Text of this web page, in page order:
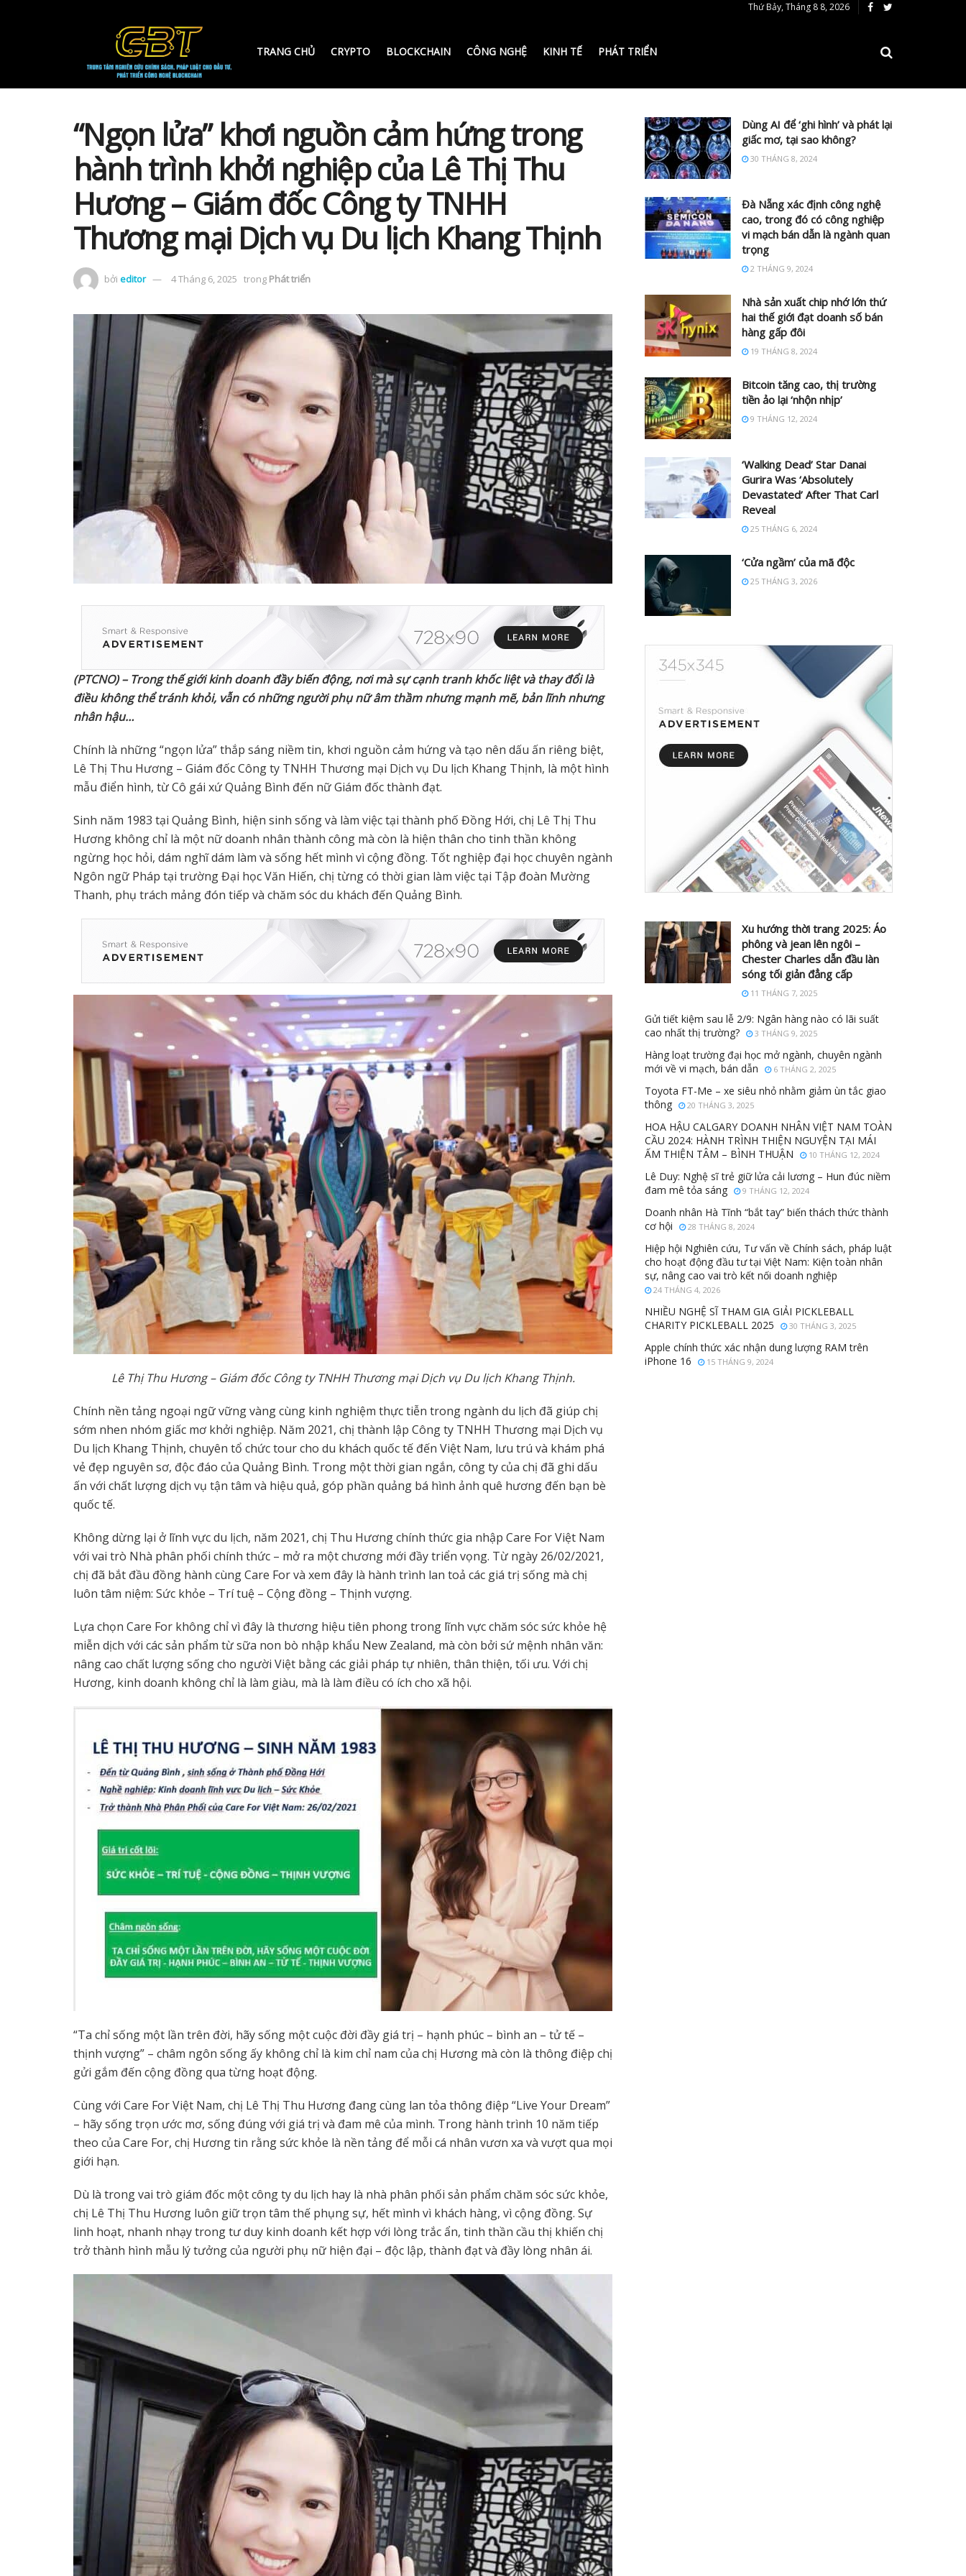
Thứ Bảy, Tháng 8 8, 2026
TRANG CHỦ CRYPTO BLOCKCHAIN CÔNG NGHỆ KINH TẾ PHÁT TRIỂN
“Ngọn lửa” khơi nguồn cảm hứng trong
hành trình khởi nghiệp của Lê Thị Thu
Hương – Giám đốc Công ty TNHH
Thương mại Dịch vụ Du lịch Khang Thịnh
bởi editor 4 Tháng 6, 2025 trong Phát triển
(PTCNO) – Trong thế giới kinh doanh đầy biến động, nơi mà sự cạnh tranh khốc liệt và thay đổi là
điều không thể tránh khỏi, vẫn có những người phụ nữ âm thầm nhưng mạnh mẽ, bản lĩnh nhưng
nhân hậu…
Chính là những “ngọn lửa” thắp sáng niềm tin, khơi nguồn cảm hứng và tạo nên dấu ấn riêng biệt,
Lê Thị Thu Hương – Giám đốc Công ty TNHH Thương mại Dịch vụ Du lịch Khang Thịnh, là một hình
mẫu điển hình, từ Cô gái xứ Quảng Bình đến nữ Giám đốc thành đạt.
Sinh năm 1983 tại Quảng Bình, hiện sinh sống và làm việc tại thành phố Đồng Hới, chị Lê Thị Thu
Hương không chỉ là một nữ doanh nhân thành công mà còn là hiện thân cho tinh thần không
ngừng học hỏi, dám nghĩ dám làm và sống hết mình vì cộng đồng. Tốt nghiệp đại học chuyên ngành
Ngôn ngữ Pháp tại trường Đại học Văn Hiến, chị từng có thời gian làm việc tại Tập đoàn Mường
Thanh, phụ trách mảng đón tiếp và chăm sóc du khách đến Quảng Bình.
Lê Thị Thu Hương – Giám đốc Công ty TNHH Thương mại Dịch vụ Du lịch Khang Thịnh.
Chính nền tảng ngoại ngữ vững vàng cùng kinh nghiệm thực tiễn trong ngành du lịch đã giúp chị
sớm nhen nhóm giấc mơ khởi nghiệp. Năm 2021, chị thành lập Công ty TNHH Thương mại Dịch vụ
Du lịch Khang Thịnh, chuyên tổ chức tour cho du khách quốc tế đến Việt Nam, lưu trú và khám phá
vẻ đẹp nguyên sơ, độc đáo của Quảng Bình. Trong một thời gian ngắn, công ty của chị đã ghi dấu
ấn với chất lượng dịch vụ tận tâm và hiệu quả, góp phần quảng bá hình ảnh quê hương đến bạn bè
quốc tế.
Không dừng lại ở lĩnh vực du lịch, năm 2021, chị Thu Hương chính thức gia nhập Care For Việt Nam
với vai trò Nhà phân phối chính thức – mở ra một chương mới đầy triển vọng. Từ ngày 26/02/2021,
chị đã bắt đầu đồng hành cùng Care For và xem đây là hành trình lan toả các giá trị sống mà chị
luôn tâm niệm: Sức khỏe – Trí tuệ – Cộng đồng – Thịnh vượng.
Lựa chọn Care For không chỉ vì đây là thương hiệu tiên phong trong lĩnh vực chăm sóc sức khỏe hệ
miễn dịch với các sản phẩm từ sữa non bò nhập khẩu New Zealand, mà còn bởi sứ mệnh nhân văn:
nâng cao chất lượng sống cho người Việt bằng các giải pháp tự nhiên, thân thiện, tối ưu. Với chị
Hương, kinh doanh không chỉ là làm giàu, mà là làm điều có ích cho xã hội.
“Ta chỉ sống một lần trên đời, hãy sống một cuộc đời đầy giá trị – hạnh phúc – bình an – tử tế –
thịnh vượng” – châm ngôn sống ấy không chỉ là kim chỉ nam của chị Hương mà còn là thông điệp chị
gửi gắm đến cộng đồng qua từng hoạt động.
Cùng với Care For Việt Nam, chị Lê Thị Thu Hương đang cùng lan tỏa thông điệp “Live Your Dream”
– hãy sống trọn ước mơ, sống đúng với giá trị và đam mê của mình. Trong hành trình 10 năm tiếp
theo của Care For, chị Hương tin rằng sức khỏe là nền tảng để mỗi cá nhân vươn xa và vượt qua mọi
giới hạn.
Dù là trong vai trò giám đốc một công ty du lịch hay là nhà phân phối sản phẩm chăm sóc sức khỏe,
chị Lê Thị Thu Hương luôn giữ trọn tâm thế phụng sự, hết mình vì khách hàng, vì cộng đồng. Sự
linh hoạt, nhanh nhạy trong tư duy kinh doanh kết hợp với lòng trắc ẩn, tinh thần cầu thị khiến chị
trở thành hình mẫu lý tưởng của người phụ nữ hiện đại – độc lập, thành đạt và đầy lòng nhân ái.
Dùng AI để ‘ghi hình’ và phát lại
giấc mơ, tại sao không?
30 THÁNG 8, 2024
Đà Nẵng xác định công nghệ
cao, trong đó có công nghiệp
vi mạch bán dẫn là ngành quan
trọng
2 THÁNG 9, 2024
Nhà sản xuất chip nhớ lớn thứ
hai thế giới đạt doanh số bán
hàng gấp đôi
19 THÁNG 8, 2024
Bitcoin tăng cao, thị trường
tiền ảo lại ‘nhộn nhịp’
9 THÁNG 12, 2024
‘Walking Dead’ Star Danai
Gurira Was ‘Absolutely
Devastated’ After That Carl
Reveal
25 THÁNG 6, 2024
‘Cửa ngầm’ của mã độc
25 THÁNG 3, 2026
Xu hướng thời trang 2025: Áo
phông và jean lên ngôi –
Chester Charles dẫn đầu làn
sóng tối giản đẳng cấp
11 THÁNG 7, 2025
Gửi tiết kiệm sau lễ 2/9: Ngân hàng nào có lãi suất
cao nhất thị trường?
3 THÁNG 9, 2025
Hàng loạt trường đại học mở ngành, chuyên ngành
mới về vi mạch, bán dẫn
6 THÁNG 2, 2025
Toyota FT-Me – xe siêu nhỏ nhằm giảm ùn tắc giao
thông
20 THÁNG 3, 2025
HOA HẬU CALGARY DOANH NHÂN VIỆT NAM TOÀN
CẦU 2024: HÀNH TRÌNH THIỆN NGUYỆN TẠI MÁI
ẤM THIỆN TÂM – BÌNH THUẬN
10 THÁNG 12, 2024
Lê Duy: Nghệ sĩ trẻ giữ lửa cải lương – Hun đúc niềm
đam mê tỏa sáng
9 THÁNG 12, 2024
Doanh nhân Hà Tĩnh “bắt tay” biến thách thức thành
cơ hội
28 THÁNG 8, 2024
Hiệp hội Nghiên cứu, Tư vấn về Chính sách, pháp luật
cho hoạt động đầu tư tại Việt Nam: Kiện toàn nhân
sự, nâng cao vai trò kết nối doanh nghiệp
24 THÁNG 4, 2026
NHIỀU NGHỆ SĨ THAM GIA GIẢI PICKLEBALL
CHARITY PICKLEBALL 2025
30 THÁNG 3, 2025
Apple chính thức xác nhận dung lượng RAM trên
iPhone 16
15 THÁNG 9, 2024